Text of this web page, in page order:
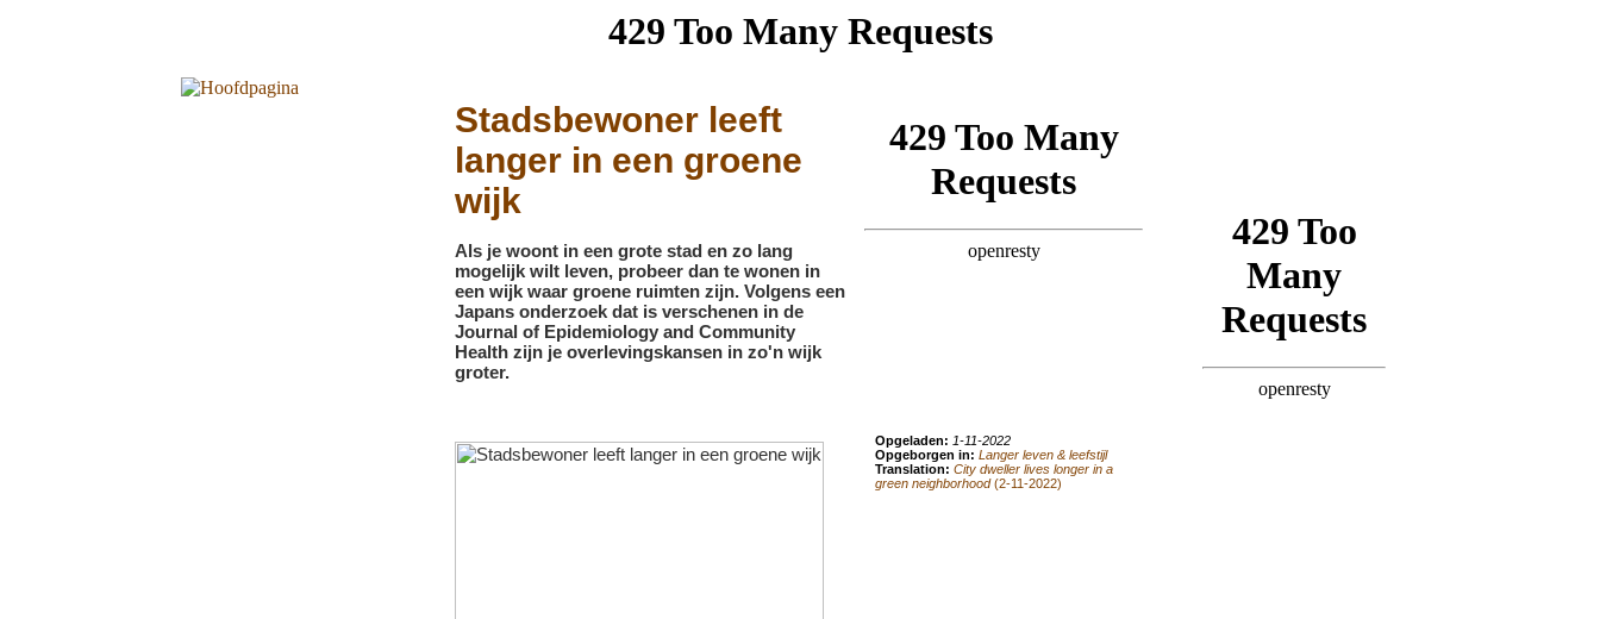
Opgeladen: 1-11-2022
Opgeborgen in: Langer leven & leefstijl
Translation: City dweller lives longer in a
green neighborhood(2-11-2022)
Stadsbewoner leeft
langer in een groene
wijk
Als je woont in een grote stad en zo lang
mogelijk wilt leven, probeer dan te wonen in
een wijk waar groene ruimten zijn. Volgens een
Japans onderzoek dat is verschenen in de
Journal of Epidemiology and Community
Health zijn je overlevingskansen in zo'n wijk
groter.